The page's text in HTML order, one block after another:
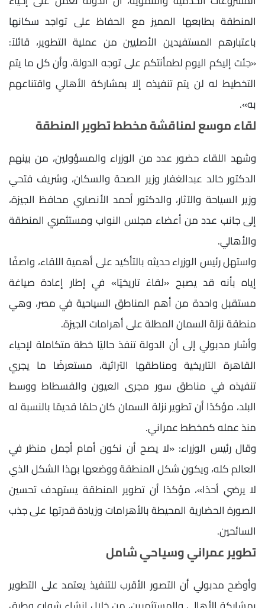
المنطقة بطابعها المميز مع الحفاظ على تواجد سكانها
باعتبارهم المستفيدين الأصليين من عملية التطوير، قائلاً:
«جئت إليكم اليوم لطمأنتكم على توجه الدولة، وأن كل ما يتم
التخطيط له لن يتم تنفيذه إلا بمشاركة الأهالي واقتناعهم
به».
لقاء موسع لمناقشة مخطط تطوير المنطقة
وشهد اللقاء حضور عدد من الوزراء والمسؤولين، من بينهم
الدكتور خالد عبدالغفار وزير الصحة والسكان، وشريف فتحي
وزير السياحة والآثار، والدكتور أحمد الأنصاري محافظ الجيزة،
إلى جانب عدد من أعضاء مجلس النواب ومستثمري المنطقة
والأهالي.
واستهل رئيس الوزراء حديثه بالتأكيد على أهمية اللقاء، واصفًا
إياه بأنه قد يصبح «لقاءً تاريخيًا» في إطار إعادة صياغة
مستقبل واحدة من أهم المناطق السياحية في مصر، وهي
منطقة نزلة السمان المطلة على أهرامات الجيزة.
وأشار مدبولي إلى أن الدولة تنفذ حاليًا خطة متكاملة لإحياء
القاهرة التاريخية ومناطقها التراثية، مستعرضًا ما يجري
تنفيذه في مناطق سور مجرى العيون والفسطاط ووسط
البلد، مؤكدًا أن تطوير نزلة السمان كان حلمًا قديمًا بالنسبة له
منذ عمله كمخطط عمراني.
وقال رئيس الوزراء: «لا يصح أن نكون أمام أجمل منظر في
العالم كله، ويكون شكل المنطقة ووضعها بهذا الشكل الذي
لا يرضي أحدًا»، مؤكدًا أن تطوير المنطقة يستهدف تحسين
الصورة الحضارية المحيطة بالأهرامات وزيادة قدرتها على جذب
السائحين.
تطوير عمراني وسياحي شامل
وأوضح مدبولي أن التصور الأقرب للتنفيذ يعتمد على التطوير